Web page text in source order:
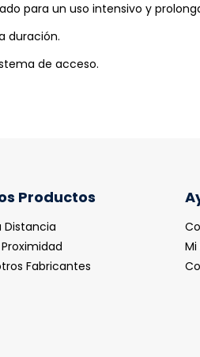
para un uso intensivo y
duración.
de acceso.
Productos
Distancia
Fabricantes